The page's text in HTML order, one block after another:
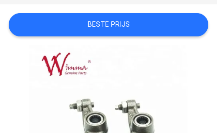
BESTE PRIJS